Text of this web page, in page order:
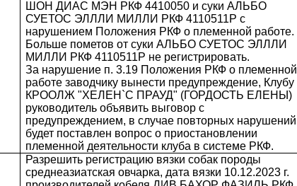
ШОН ДИАС МЭН РКФ 4410050 и суки АЛЬБО
СУЕТОС ЭЛЛЛИ МИЛЛИ РКФ 4110511Р с
нарушением Положения РКФ о племенной работе.
Больше пометов от суки АЛЬБО СУЕТОС ЭЛЛЛИ
МИЛЛИ РКФ 4110511Р не регистрировать.
За нарушение п. 3.19 Положения РКФ о племенной
работе заводчику вынести предупреждение, Клубу
КРООЛЖ "ХЕЛЕН`С ПРАУД" (ГОРДОСТЬ ЕЛЕНЫ)
руководитель объявить выговор с
предупреждением, в случае повторных нарушений
будет поставлен вопрос о приостановлении
племенной деятельности клуба в системе РКФ.
Разрешить регистрацию вязки собак породы
среднеазиатская овчарка, дата вязки 10.12.2023 г.